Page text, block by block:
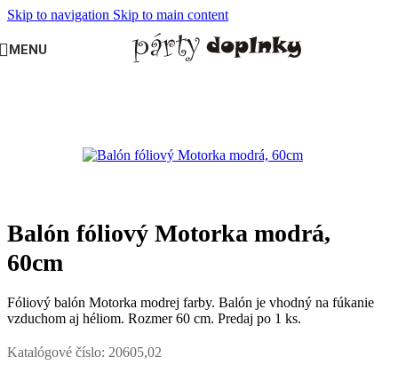
Skip to navigation Skip to main content
MENU
Fóliové balóny veľké
Balón fóliový Motorka modrá,
60cm
Fóliový balón Motorka modrej farby. Balón je vhodný na fúkanie
vzduchom aj héliom. Rozmer 60 cm. Predaj po 1 ks.
Katalógové číslo: 20605,02